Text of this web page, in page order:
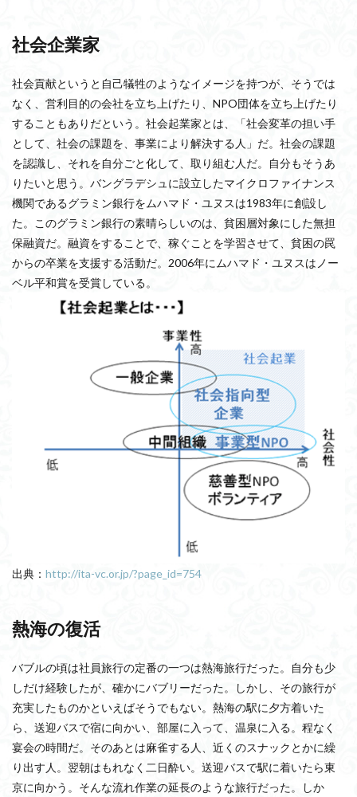
社会企業家
社会貢献というと自己犠牲のようなイメージを持つが、そうでは
なく、営利目的の会社を立ち上げたり、NPO団体を立ち上げたり
することもありだという。社会起業家とは、「社会変革の担い手
として、社会の課題を、事業により解決する人」だ。社会の課題
を認識し、それを自分ごと化して、取り組む人だ。自分もそうあ
りたいと思う。バングラデシュに設立したマイクロファイナンス
機関であるグラミン銀行をムハマド・ユヌスは1983年に創設し
た。このグラミン銀行の素晴らしいのは、貧困層対象にした無担
保融資だ。融資をすることで、稼ぐことを学習させて、貧困の罠
からの卒業を支援する活動だ。2006年にムハマド・ユヌスはノー
ベル平和賞を受賞している。
出典： http://ita-vc.or.jp/?page_id=754
熱海の復活
バブルの頃は社員旅行の定番の一つは熱海旅行だった。自分も少
しだけ経験したが、確かにバブリーだった。しかし、その旅行が
充実したものかといえばそうでもない。熱海の駅に夕方着いた
ら、送迎バスで宿に向かい、部屋に入って、温泉に入る。程なく
宴会の時間だ。そのあとは麻雀する人、近くのスナックとかに繰
り出す人。翌朝はもれなく二日酔い。送迎バスで駅に着いたら東
京に向かう。そんな流れ作業の延長のような旅行だった。しか